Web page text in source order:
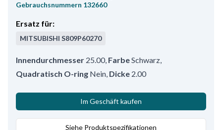
Gebrauchsnummern 132660
Ersatz für:
MITSUBISHI S809P60270
Innendurchmesser 25.00, FarbeSchwarz,
Quadratisch O-ring Nein, Dicke 2.00
Im Geschäft kaufen
Siehe Produktspezifikationen